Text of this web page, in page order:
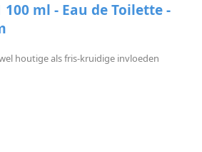
ml - Eau de Toilette -
houtige als fris-kruidige invloeden